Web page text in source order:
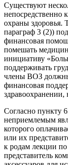
Существуют
непосредственно
охраны здоровья.
параграф 3 (2))
финансовая
помешать
инициативу
поддерживать
члены ВОЗ
финансовая
здравоохранении,
Согласно пункту
неприемлемым
которого
или их
к родам лекции
представитель